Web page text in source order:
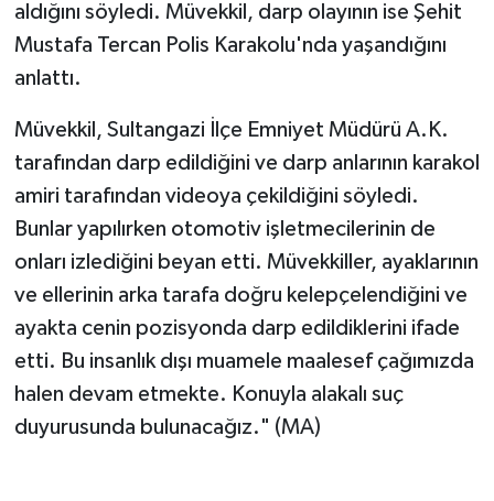
aldığını söyledi. Müvekkil, darp olayının ise Şehit
Mustafa Tercan Polis Karakolu'nda yaşandığını
anlattı.
Müvekkil, Sultangazi İlçe Emniyet Müdürü A.K.
tarafından darp edildiğini ve darp anlarının karakol
amiri tarafından videoya çekildiğini söyledi.
Bunlar yapılırken otomotiv işletmecilerinin de
onları izlediğini beyan etti. Müvekkiller, ayaklarının
ve ellerinin arka tarafa doğru kelepçelendiğini ve
ayakta cenin pozisyonda darp edildiklerini ifade
etti. Bu insanlık dışı muamele maalesef çağımızda
halen devam etmekte. Konuyla alakalı suç
duyurusunda bulunacağız." (MA)